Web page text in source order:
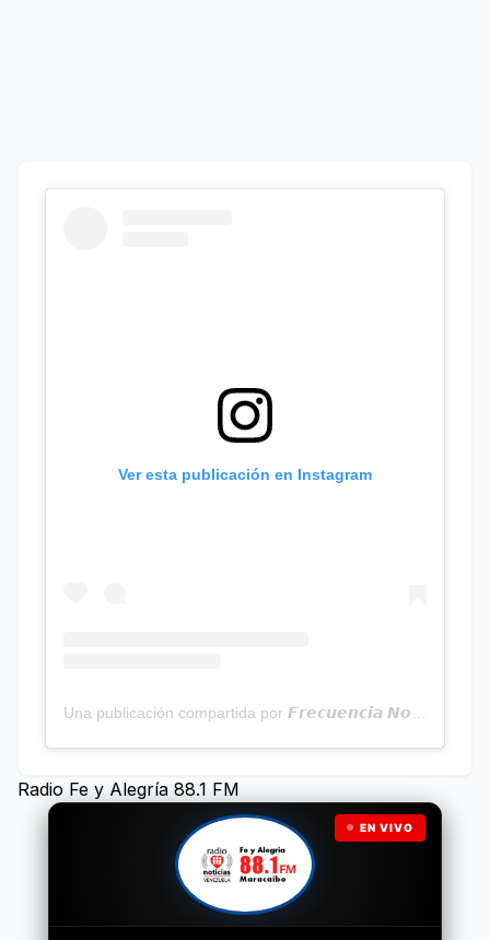
Ver esta publicación en Instagram
Radio Fe y Alegría 88.1 FM
EN VIVO